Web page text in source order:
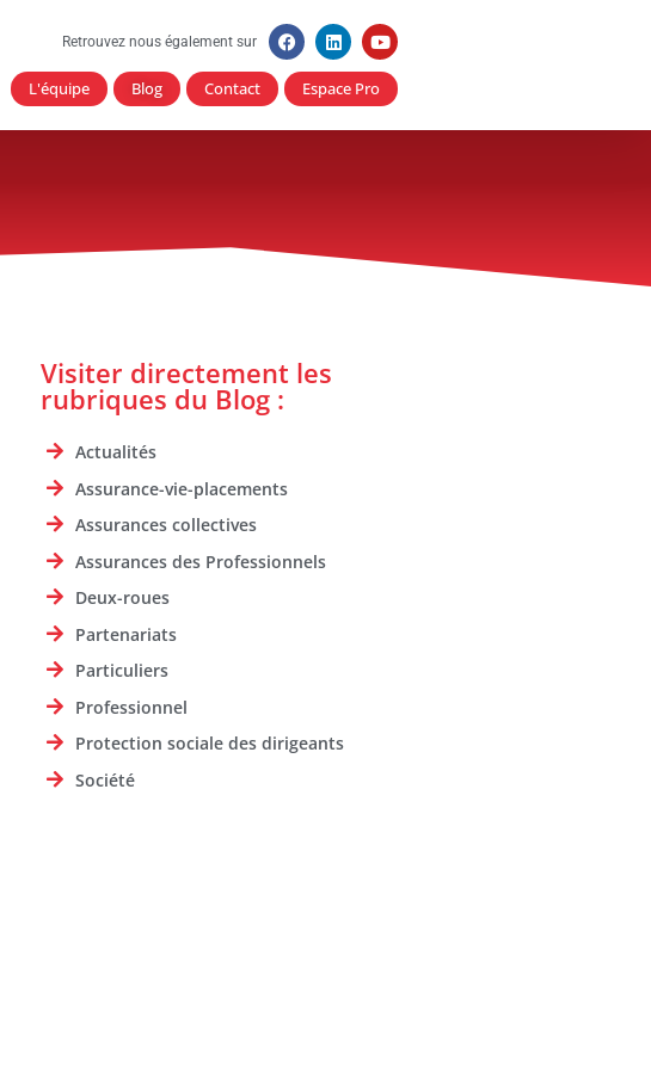
Retrouvez nous également sur
L'équipe Blog Contact Espace Pro
Visiter directement les
rubriques du Blog :
Actualités
Assurance-vie-placements
Assurances collectives
Assurances des Professionnels
Deux-roues
Partenariats
Particuliers
Professionnel
Protection sociale des dirigeants
Société